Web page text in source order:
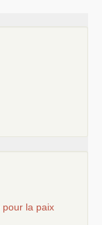
pour la paix